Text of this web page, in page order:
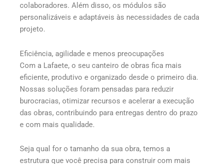
colaboradores. Além disso, os módulos são
personalizáveis e adaptáveis às necessidades de cada
projeto.
Eficiência, agilidade e menos preocupações
Com a Lafaete, o seu canteiro de obras fica mais
eficiente, produtivo e organizado desde o primeiro dia.
Nossas soluções foram pensadas para reduzir
burocracias, otimizar recursos e acelerar a execução
das obras, contribuindo para entregas dentro do prazo
e com mais qualidade.
Seja qual for o tamanho da sua obra, temos a
estrutura que você precisa para construir com mais